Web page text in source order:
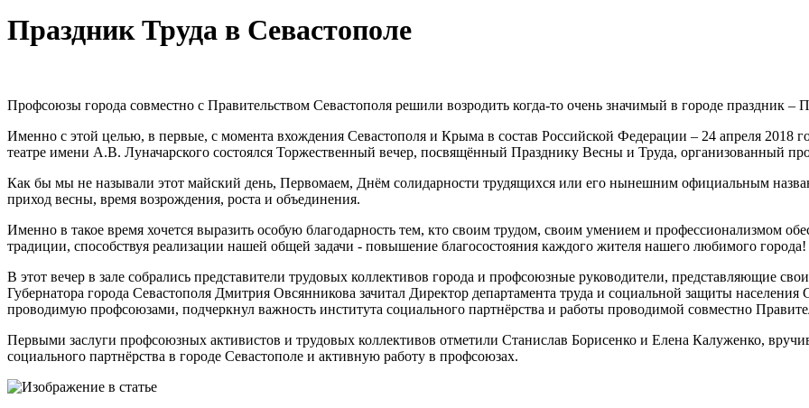
Праздник Труда в Севастополе
Профсоюзы города совместно с Правительством Севастополя решили возродить когда-то очень значимый в городе праздник –
Именно с этой целью, в первые, с момента вхождения Севастополя и Крыма в состав Российской Федерации – 24 апреля 2018
театре имени А.В. Луначарского состоялся Торжественный вечер, посвящённый Празднику Весны и Труда, организованный
Как бы мы не называли этот майский день, Первомаем, Днём солидарности трудящихся или его нынешним официальным
приход весны, время возрождения, роста и объединения.
Именно в такое время хочется выразить особую благодарность тем, кто своим трудом, своим умением и профессионализмом
традиции, способствуя реализации нашей общей задачи - повышение благосостояния каждого жителя нашего любимого города!
В этот вечер в зале собрались представители трудовых коллективов города и профсоюзные руководители, представляющие
Губернатора города Севастополя Дмитрия Овсянникова зачитал Директор департамента труда и социальной защиты
проводимую профсоюзами, подчеркнул важность института социального партнёрства и работы проводимой совместно
Первыми заслуги профсоюзных активистов и трудовых коллективов отметили Станислав Борисенко и Елена Калуженко,
социального партнёрства в городе Севастополе и активную работу в профсоюзах.